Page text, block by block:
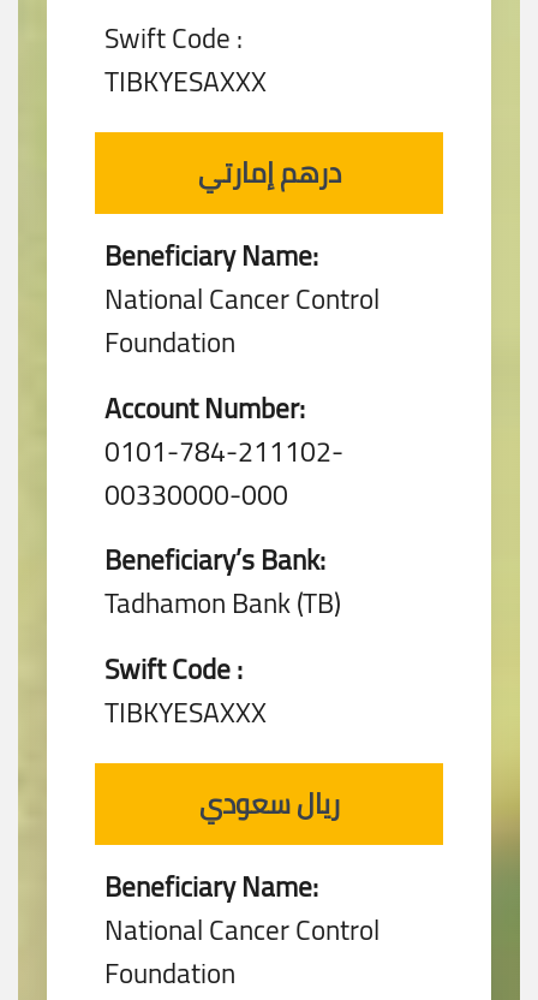
Swift Code :
TIBKYESAXXX
درهم إمارتي
Beneficiary Name:
National Cancer Control
Foundation
Account Number:
0101-784-211102-
00330000-000
Beneficiary’s Bank:
Tadhamon Bank (TB)
Swift Code :
TIBKYESAXXX
ريال سعودي
Beneficiary Name:
National Cancer Control
Foundation